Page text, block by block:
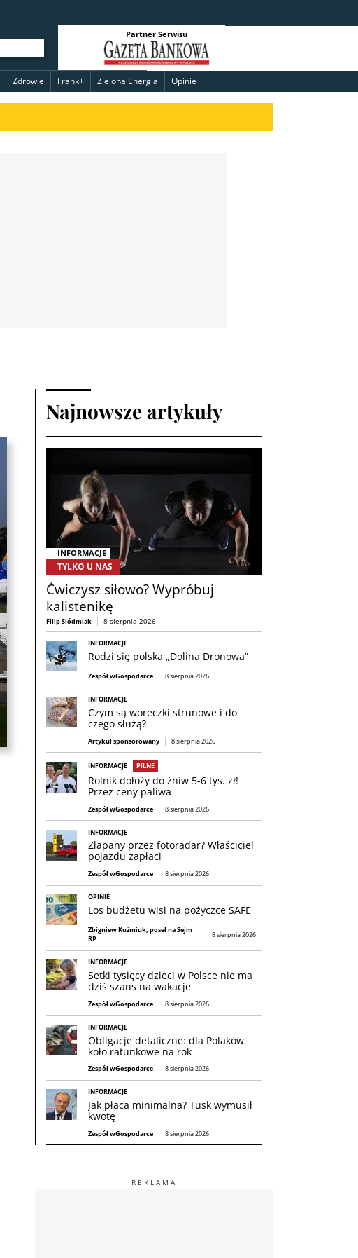
Partner Serwisu
Zdrowie Frank+ Zielona Energia Opinie
Najnowsze artykuły
INFORMACJE
TYLKO U NAS
Ćwiczysz siłowo? Wypróbuj
kalistenikę
Filip Siódmiak 8 sierpnia 2026
INFORMACJE
Rodzi się polska „Dolina Dronowa”
Zespół wGospodarce 8 sierpnia 2026
INFORMACJE
Czym są woreczki strunowe i do
czego służą?
Artykuł sponsorowany 8 sierpnia 2026
INFORMACJE PILNE
Rolnik dołoży do żniw 5-6 tys. zł!
Przez ceny paliwa
Zespół wGospodarce 8 sierpnia 2026
INFORMACJE
Złapany przez fotoradar? Właściciel
pojazdu zapłaci
Zespół wGospodarce 8 sierpnia 2026
OPINIE
Los budżetu wisi na pożyczce SAFE
Zbigniew Kuźmiuk, poseł na Sejm
RP
8 sierpnia 2026
INFORMACJE
Setki tysięcy dzieci w Polsce nie ma
dziś szans na wakacje
Zespół wGospodarce 8 sierpnia 2026
INFORMACJE
Obligacje detaliczne: dla Polaków
koło ratunkowe na rok
Zespół wGospodarce 8 sierpnia 2026
INFORMACJE
Jak płaca minimalna? Tusk wymusił
kwotę
Zespół wGospodarce 8 sierpnia 2026